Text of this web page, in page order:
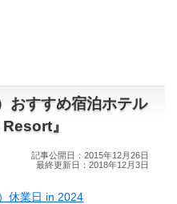
おすすめ宿泊ホテル
』
記事公開日：2015年12月26日
最終更新日：2018年12月3日
休業日 in 2024